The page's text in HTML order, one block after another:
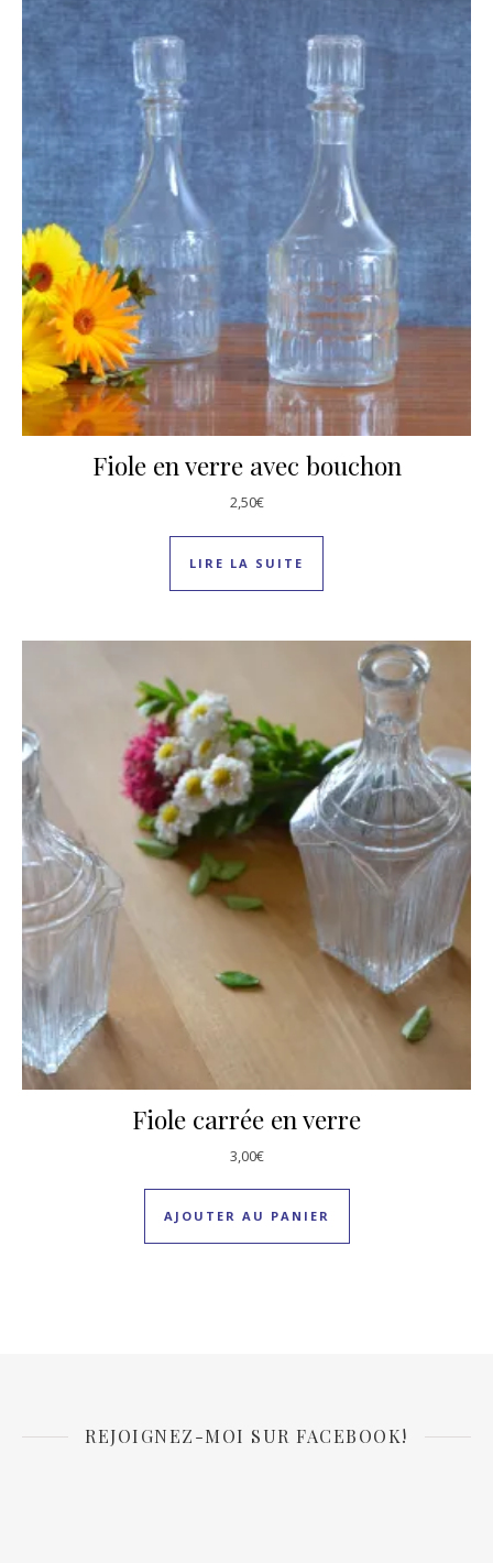
Fiole en verre avec bouchon
2,50€
LIRE LA SUITE
Fiole carrée en verre
3,00€
AJOUTER AU PANIER
REJOIGNEZ-MOI SUR FACEBOOK!